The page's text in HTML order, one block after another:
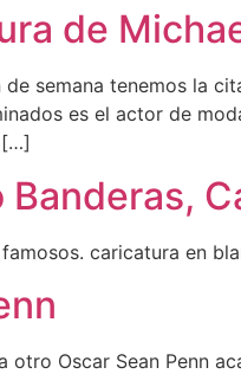
de
semana tenemos la
es el actor de
[…]
Banderas,
caricatura en
otro Oscar Sean Penn